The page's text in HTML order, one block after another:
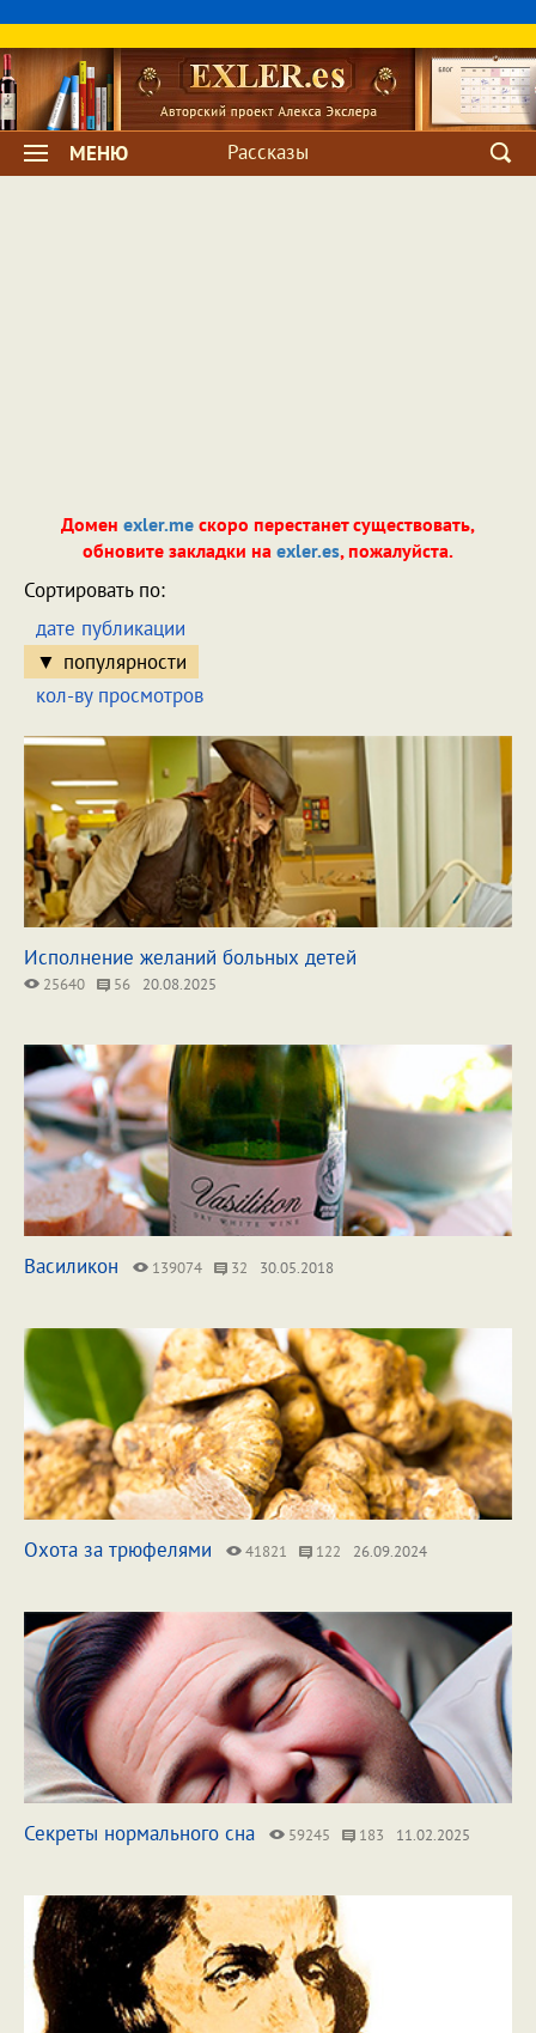
МЕНЮ Рассказы
Домен exler.me скоро перестанет существовать,
обновите закладки на exler.es, пожалуйста.
Сортировать по:
дате публикации
популярности
кол-ву просмотров
Исполнение желаний больных детей
25640 56 20.08.2025
Василикон 139074 32 30.05.2018
Охота за трюфелями 41821 122 26.09.2024
Секреты нормального сна 59245 183 11.02.2025